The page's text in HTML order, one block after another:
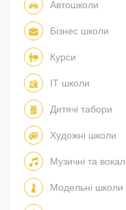
Автошколи
Бізнес школи
Курси
IT школи
Дитячі табори
Художні школи
Музичні та
Модельні школи